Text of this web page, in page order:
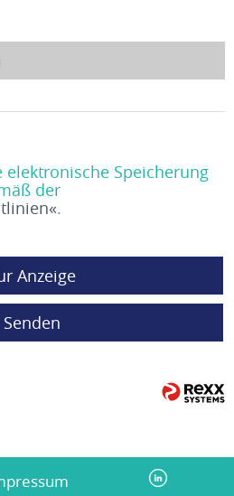
elektronische Speicherung
der
.
Anzeige
Senden